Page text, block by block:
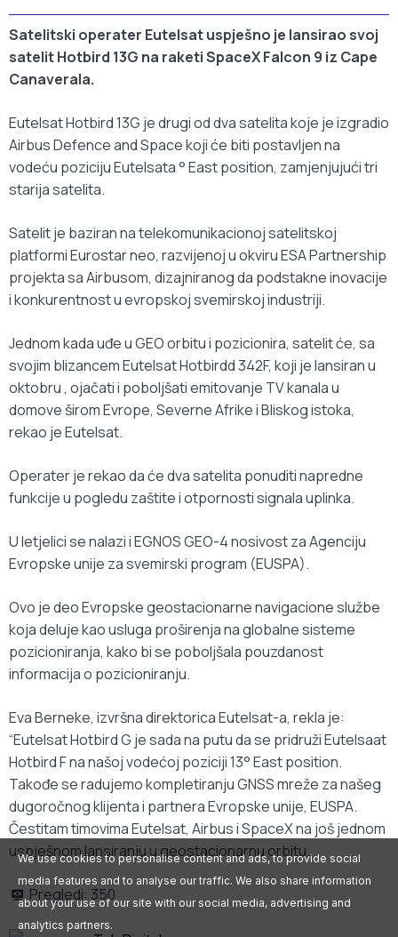
Satelitski operater Eutelsat uspješno je lansirao svoj
satelit Hotbird 13G na raketi SpaceX Falcon 9 iz Cape
Canaverala.
Eutelsat Hotbird 13G je drugi od dva satelita koje je izgradio
Airbus Defence and Space koji će biti postavljen na
vodeću poziciju Eutelsata ° East position, zamjenjujući tri
starija satelita.
Satelit je baziran na telekomunikacionoj satelitskoj
platformi Eurostar neo, razvijenoj u okviru ESA Partnership
projekta sa Airbusom, dizajniranog da podstakne inovacije
i konkurentnost u evropskoj svemirskoj industriji.
Jednom kada uđe u GEO orbitu i pozicionira, satelit će, sa
svojim blizancem Eutelsat Hotbirdd 342F, koji je lansiran u
oktobru , ojačati i poboljšati emitovanje TV kanala u
domove širom Evrope, Severne Afrike i Bliskog istoka,
rekao je Eutelsat.
Operater je rekao da će dva satelita ponuditi napredne
funkcije u pogledu zaštite i otpornosti signala uplinka.
U letjelici se nalazi i EGNOS GEO-4 nosivost za Agenciju
Evropske unije za svemirski program (EUSPA).
Ovo je deo Evropske geostacionarne navigacione službe
koja deluje kao usluga proširenja na globalne sisteme
pozicioniranja, kako bi se poboljšala pouzdanost
informacija o pozicioniranju.
Eva Berneke, izvršna direktorica Eutelsat-a, rekla je:
“Eutelsat Hotbird G je sada na putu da se pridruži Eutelsaat
Hotbird F na našoj vodećoj poziciji 13° East position.
Takođe se radujemo kompletiranju GNSS mreže za našeg
dugoročnog klijenta i partnera Evropske unije, EUSPA.
Čestitam timovima Eutelsat, Airbus i SpaceX na još jednom
uspješnom lansiranju u geostacionarnu orbitu.
Pregledi: 350
We use cookies to personalise content and ads, to provide social
media features and to analyse our traffic. We also share information
about your use of our site with our social media, advertising and
analytics partners.